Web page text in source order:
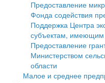
Образование
Здравоохранение
Социальная защита
Работа с обращениями
Муниципальный
Муниципальные услуги
Имущественная
среднего
Информационная
Предоставление
Фонда содействия
Поддержка Центра
субъектам, имеющим
Предоставление
Министерством
области
Малое и среднее